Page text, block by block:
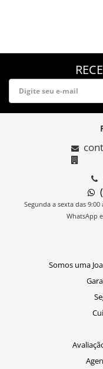
Somos uma
Segunda a sexta das
WhatsApp